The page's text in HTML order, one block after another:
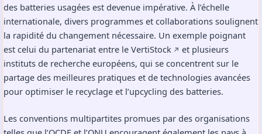
des batteries usagées est devenue impérative. À l’échelle
internationale, divers programmes et collaborations soulignent
la rapidité du changement nécessaire. Un exemple poignant
est celui du partenariat entre le VertiStock ↗️ et plusieurs
instituts de recherche européens, qui se concentrent sur le
partage des meilleures pratiques et de technologies avancées
pour optimiser le recyclage et l’upcycling des batteries.
Les conventions multipartites promues par des organisations